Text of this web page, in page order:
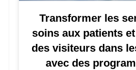
Transformer les
soins aux patients
des visiteurs dans
avec des